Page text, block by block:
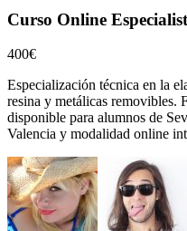
Curso Online
400€
Especialización técnica en la
resina y metálicas removibles.
disponible para alumnos de
Valencia y modalidad online